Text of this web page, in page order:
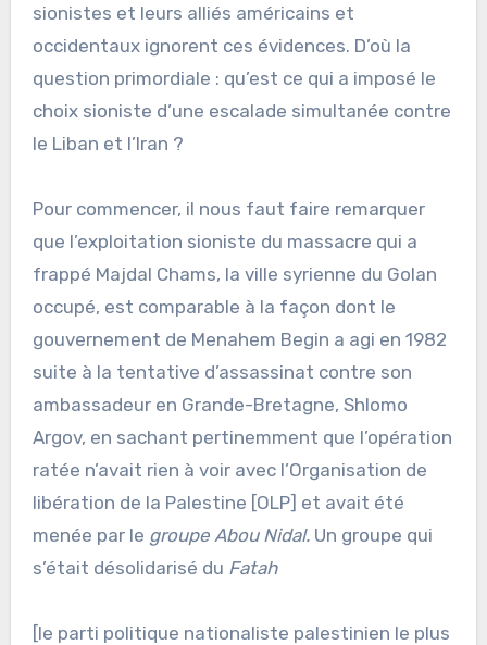
sionistes et leurs alliés américains et
occidentaux ignorent ces évidences. D’où la
question primordiale : qu’est ce qui a imposé le
choix sioniste d’une escalade simultanée contre
le Liban et l’Iran ?
Pour commencer, il nous faut faire remarquer
que l’exploitation sioniste du massacre qui a
frappé Majdal Chams, la ville syrienne du Golan
occupé, est comparable à la façon dont le
gouvernement de Menahem Begin a agi en 1982
suite à la tentative d’assassinat contre son
ambassadeur en Grande-Bretagne, Shlomo
Argov, en sachant pertinemment que l’opération
ratée n’avait rien à voir avec l’Organisation de
libération de la Palestine [OLP] et avait été
menée par le groupe Abou Nidal.Un groupe qui
s’était désolidarisé du Fatah
[le parti politique nationaliste palestinien le plus